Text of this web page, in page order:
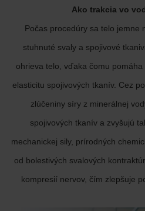
Ako trakcia vo
Počas procedúry sa telo jemne
stuhnuté svaly a spojivové
ohrieva telo, vďaka čomu
elasticitu spojivových tkanív. Cez
zlúčeniny síry z minerálnej
spojivových tkanív a zvyšujú
mechanickej sily, prírodných
od bolestivých svalových
kompresií nervov, čím zlepšuje